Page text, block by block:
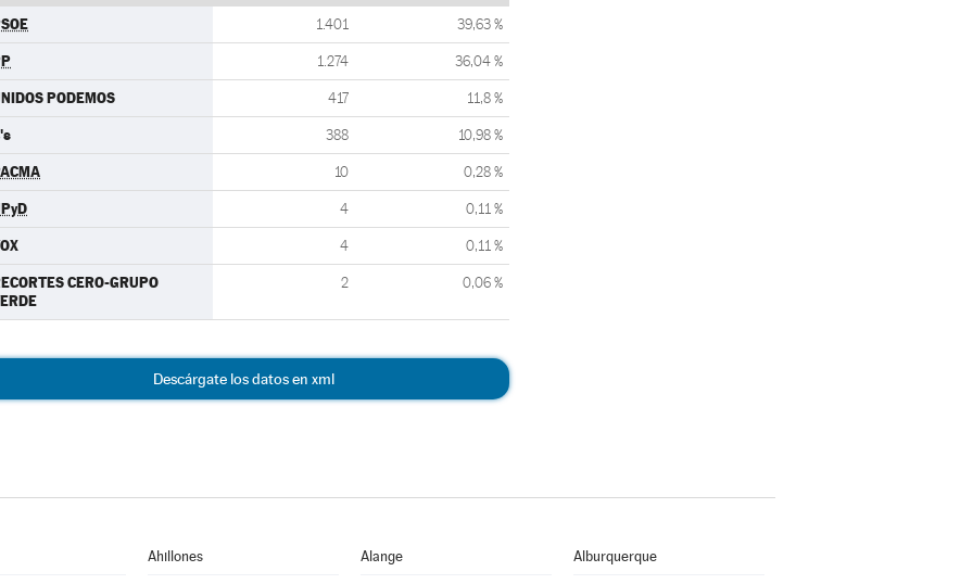
1.401 39,63 %
1.274 36,04 %
PODEMOS 417 11,8 %
388 10,98 %
10 0,28 %
4 0,11 %
4 0,11 %
CERO-GRUPO
2 0,06 %
Descárgate los datos en xml
Ahillones Alange Alburquerque